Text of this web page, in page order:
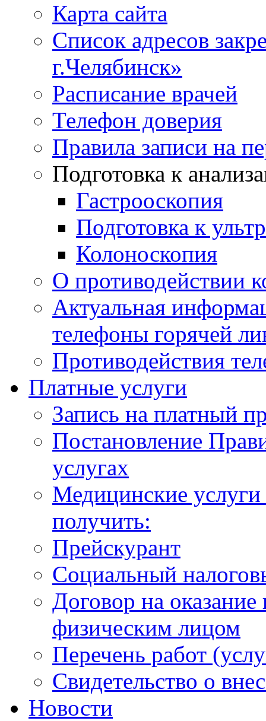
Карта сайта
Список адресов
г.Челябинск»
Расписание врачей
Телефон доверия
Правила записи на
Подготовка к
Гастрооскопия
Подготовка к
Колоноскопия
О противодействии
Актуальная
телефоны горячей
Противодействия
Платные услуги
Запись на платный
Постановление
услугах
Медицинские
получить:
Прейскурант
Социальный
Договор на
физическим лицом
Перечень работ
Свидетельство о
Новости